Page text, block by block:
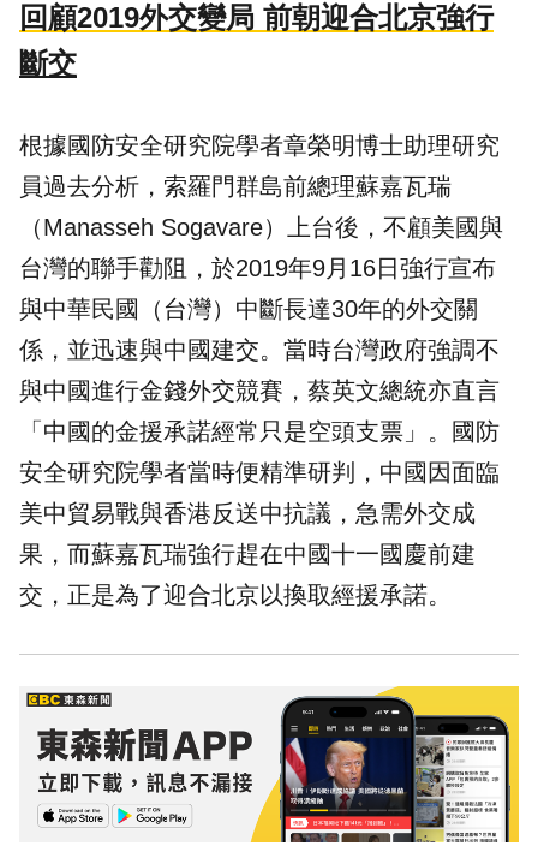
回顧2019外交變局 前朝迎合北京強行
斷交
根據國防安全研究院學者章榮明博士助理研究
員過去分析，索羅門群島前總理蘇嘉瓦瑞
（Manasseh Sogavare）上台後，不顧美國與
台灣的聯手勸阻，於2019年9月16日強行宣布
與中華民國（台灣）中斷長達30年的外交關
係，並迅速與中國建交。當時台灣政府強調不
與中國進行金錢外交競賽，蔡英文總統亦直言
「中國的金援承諾經常只是空頭支票」。國防
安全研究院學者當時便精準研判，中國因面臨
美中貿易戰與香港反送中抗議，急需外交成
果，而蘇嘉瓦瑞強行趕在中國十一國慶前建
交，正是為了迎合北京以換取經援承諾。